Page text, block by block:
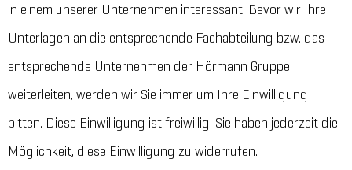
in einem unserer Unternehmen interessant. Bevor wir Ihre
Unterlagen an die entsprechende Fachabteilung bzw. das
entsprechende Unternehmen der Hörmann Gruppe
weiterleiten, werden wir Sie immer um Ihre Einwilligung
bitten. Diese Einwilligung ist freiwillig. Sie haben jederzeit die
Möglichkeit, diese Einwilligung zu widerrufen.